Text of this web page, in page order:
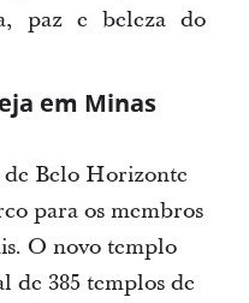
paz e beleza do
em Minas
Belo Horizonte
para os membros
O novo templo
de 385 templos de